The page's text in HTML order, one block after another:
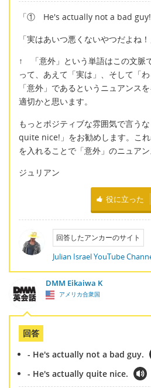
「① He's actually not a bad guy!
「実はあいつ悪くないやつだよね！
↑ 「意外」という単語はこの文脈
って、あえて「実は」、そして「
「意外」であるというニュアンス
適切かと思います。
もっとポジティブな雰囲気で言
quite nice!」をお勧めします。これ
を入れることで「意外」のニュアン
ジュリアン
役に立った
回答したアンカーのサイト
Julian Israel YouTube
DMM Eikaiwa K
アメリカ合衆国
回答
- He's actually not a bad guy.
- He's actually quite nice.